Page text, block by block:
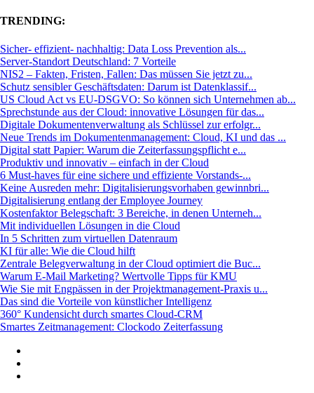
TRENDING:
Sicher- effizient- nachhaltig: Data Loss Prevention als...
Server-Standort Deutschland: 7 Vorteile
NIS2 – Fakten, Fristen, Fallen: Das müssen Sie jetzt zu...
Schutz sensibler Geschäftsdaten: Darum ist Datenklassif...
US Cloud Act vs EU-DSGVO: So können sich Unternehmen ab...
Sprechstunde aus der Cloud: innovative Lösungen für das...
Digitale Dokumentenverwaltung als Schlüssel zur erfolgr...
Neue Trends im Dokumentenmanagement: Cloud, KI und das ...
Digital statt Papier: Warum die Zeiterfassungspflicht e...
Produktiv und innovativ – einfach in der Cloud
6 Must-haves für eine sichere und effiziente Vorstands-...
Keine Ausreden mehr: Digitalisierungsvorhaben gewinnbri...
Digitalisierung entlang der Employee Journey
Kostenfaktor Belegschaft: 3 Bereiche, in denen Unterneh...
Mit individuellen Lösungen in die Cloud
In 5 Schritten zum virtuellen Datenraum
KI für alle: Wie die Cloud hilft
Zentrale Belegverwaltung in der Cloud optimiert die Buc...
Warum E-Mail Marketing? Wertvolle Tipps für KMU
Wie Sie mit Engpässen in der Projektmanagement-Praxis u...
Das sind die Vorteile von künstlicher Intelligenz
360° Kundensicht durch smartes Cloud-CRM
Smartes Zeitmanagement: Clockodo Zeiterfassung